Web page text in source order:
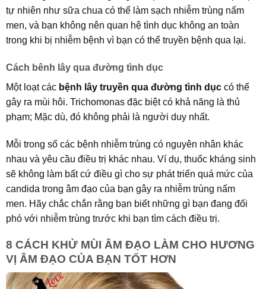
tự nhiên như sữa chua có thể làm sạch nhiễm trùng nấm
men, và bạn không nên quan hệ tình dục không an toàn
trong khi bị nhiễm bệnh vì bạn có thể truyền bệnh qua lại.
Cách bênh lây qua đường tình dục
Một loạt các bệnh lây truyền qua đường tình dục có thể
gây ra mùi hôi. Trichomonas đặc biệt có khả năng là thủ
phạm; Mặc dù, đó không phải là người duy nhất.
Mỗi trong số các bệnh nhiễm trùng có nguyên nhân khác
nhau và yêu cầu điều trị khác nhau. Ví dụ, thuốc kháng sinh
sẽ không làm bất cứ điều gì cho sự phát triển quá mức của
candida trong âm đạo của bạn gây ra nhiễm trùng nấm
men. Hãy chắc chắn rằng bạn biết những gì bạn đang đối
phó với nhiễm trùng trước khi bạn tìm cách điều trị.
8 CÁCH KHỬ MÙI ÂM ĐẠO LÀM CHO HƯƠNG
VỊ ÂM ĐẠO CỦA BẠN TỐT HƠN